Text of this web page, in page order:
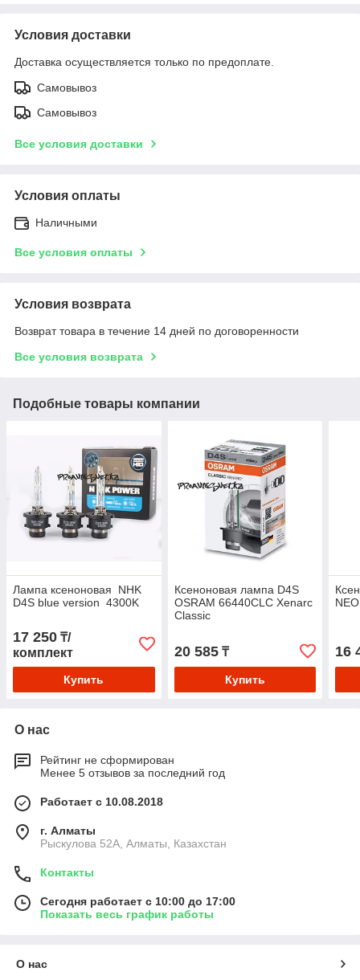
Условия доставки
Доставка осуществляется только по предоплате.
Самовывоз
Самовывоз
Все условия доставки
Условия оплаты
Наличными
Все условия оплаты
Условия возврата
Возврат товара в течение 14 дней по договоренности
Все условия возврата
Подобные товары компании
Лампа ксеноновая NHK
D4S blue version 4300K
17 250 ₸/
комплект
Купить
Ксеноновая лампа D4S
OSRAM 66440CLC Xenarc
Classic
20 585₸
Купить
16
О нас
Рейтинг не сформирован
Менее 5 отзывов за последний год
Работает с 10.08.2018
г. Алматы
Рыскулова 52А, Алматы, Казахстан
Контакты
Сегодня работает с 10:00 до 17:00
Показать весь график работы
О нас